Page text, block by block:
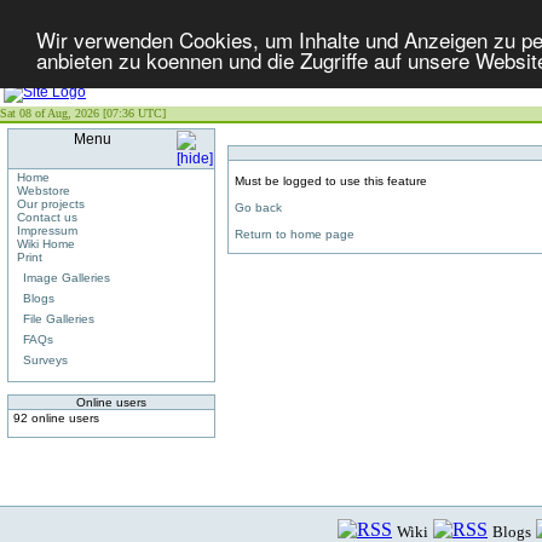
Wir verwenden Cookies, um Inhalte und Anzeigen zu
anbieten zu koennen und die Zugriffe auf unsere
Sat 08 of Aug, 2026 [07:36 UTC]
Menu
Home
Webstore
Our projects
Contact us
Impressum
Wiki Home
Print
Image Galleries
Blogs
File Galleries
FAQs
Surveys
Online users
92 online users
Must be logged to use this feature
Go back
Return to home page
Wiki Blogs